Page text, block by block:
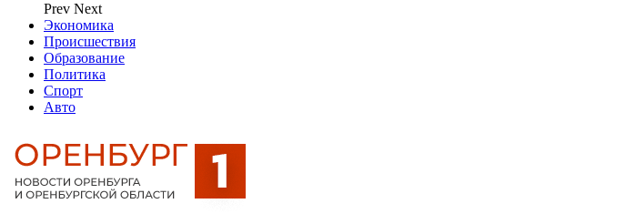
Prev Next
Экономика
Происшествия
Образование
Политика
Спорт
Авто